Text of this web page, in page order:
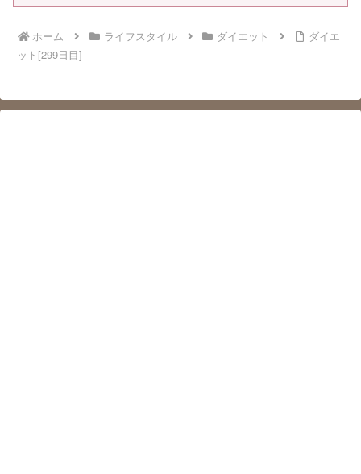
ホーム ライフスタイル ダイエット
ダイエ
ット[299日目]